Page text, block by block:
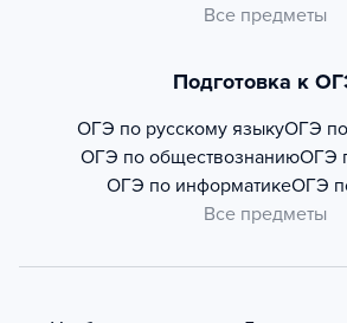
Все предметы
Подготовка к
ОГЭ по русскому языкуОГЭ
ОГЭ по обществознаниюОГЭ
ОГЭ по информатикеОГЭ
Все предметы